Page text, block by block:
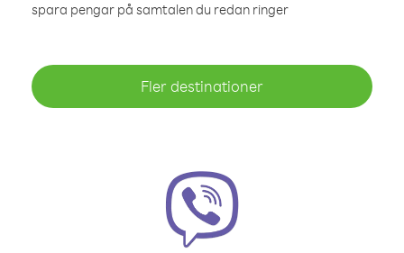
spara pengar på samtalen du redan ringer
Fler destinationer